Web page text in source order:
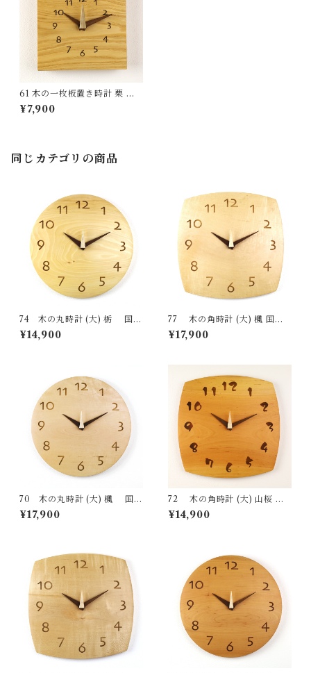
61 木の一枚板置き時計 栗 国
産 一点物 SWING オリジナル
無垢 新築祝い 結婚祝い ナチュ
¥7,900
同じカテゴリの商品
74 木の丸時計 (大) 栃 国産
一点物 SWING オリジナル 無
垢 新築祝い 結婚祝い ナチュラ
¥14,900
77 木の角時計 (大) 楓 国産
一点物 SWING オリジナル 無
垢 新築祝い 結婚祝い ナチュラ
¥17,900
70 木の丸時計 (大) 楓 国産
一点物 SWING オリジナル 無
垢 新築祝い 結婚祝い ナチュラ
¥17,900
72 木の角時計 (大) 山桜 国
産 一点物 SWING オリジナル
無垢 新築祝い 結婚祝い ナチュ
¥14,900